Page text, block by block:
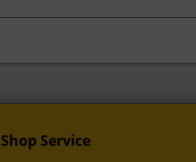
Shop Service